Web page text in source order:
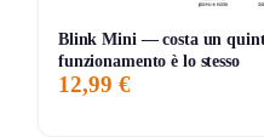
Blink Mini — costa un
funzionamento è lo stesso
12,99 €